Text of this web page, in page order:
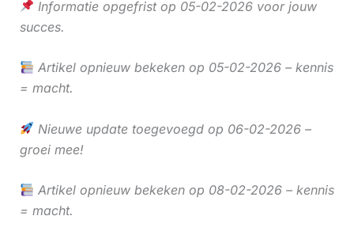
Informatie opgefrist op 05-02-2026 voor jouw
succes.
Artikel opnieuw bekeken op 05-02-2026 – kennis
= macht.
Nieuwe update toegevoegd op 06-02-2026 –
groei mee!
Artikel opnieuw bekeken op 08-02-2026 – kennis
= macht.